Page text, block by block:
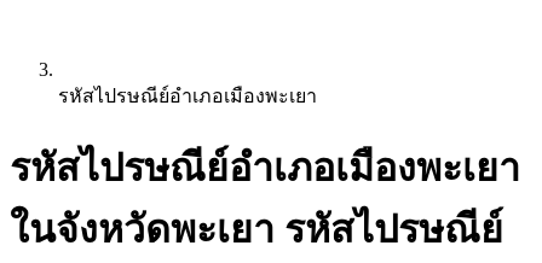
รหัสไปรษณีย์อำเภอเมืองพะเยา
รหัสไปรษณีย์อำเภอเมืองพะเยา
ในจังหวัดพะเยา รหัสไปรษณีย์